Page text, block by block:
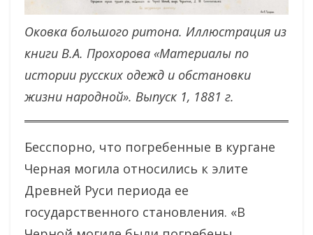
Оковка большого ритона. Иллюстрация из
книги В.А. Прохорова «Материалы по
истории русских одежд и обстановки
жизни народной». Выпуск 1, 1881 г.
Бесспорно, что погребенные в кургане
Черная могила относились к элите
Древней Руси периода ее
государственного становления. «В